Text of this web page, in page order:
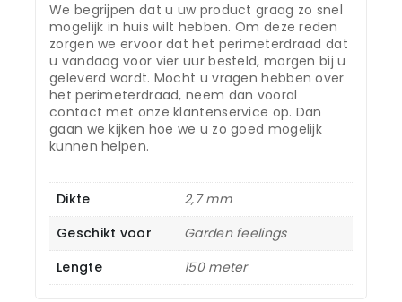
We begrijpen dat u uw product graag zo snel
mogelijk in huis wilt hebben. Om deze reden
zorgen we ervoor dat het perimeterdraad dat
u vandaag voor vier uur besteld, morgen bij u
geleverd wordt. Mocht u vragen hebben over
het perimeterdraad, neem dan vooral
contact met onze klantenservice op. Dan
gaan we kijken hoe we u zo goed mogelijk
kunnen helpen.
Dikte
2,7 mm
Geschikt voor
Garden feelings
Lengte
150 meter